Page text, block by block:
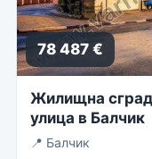
78 487 €
Жилищна
улица в Балчик
📍 Балчик